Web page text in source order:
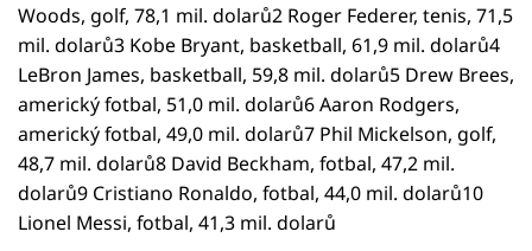
Woods, golf, 78,1 mil. dolarů2 Roger Federer, tenis, 71,5
mil. dolarů3 Kobe Bryant, basketball, 61,9 mil. dolarů4
LeBron James, basketball, 59,8 mil. dolarů5 Drew Brees,
americký fotbal, 51,0 mil. dolarů6 Aaron Rodgers,
americký fotbal, 49,0 mil. dolarů7 Phil Mickelson, golf,
48,7 mil. dolarů8 David Beckham, fotbal, 47,2 mil.
dolarů9 Cristiano Ronaldo, fotbal, 44,0 mil. dolarů10
Lionel Messi, fotbal, 41,3 mil. dolarů